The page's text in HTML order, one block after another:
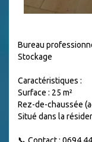
Bureau
Stockage
Caractéristiques :
Surface : 25 m²
Rez-de-chaussée
Situé dans la
📞 Contact : 0694